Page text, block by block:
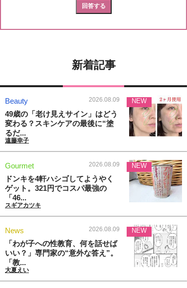
新着記事
Beauty 2026.08.09
49歳の「老け見えサイン」はどう
変わる？スキンケアの最後に“塗
るだ...
遠藤幸子
NEW
Gourmet 2026.08.09
ドンキを4軒ハシゴしてようやく
ゲット。321円でコスパ最強の
「46...
スギアカツキ
NEW
News 2026.08.09
「わが子への性教育、何を話せば
いい？」専門家の“意外な答え”。
「教...
大夏えい
NEW